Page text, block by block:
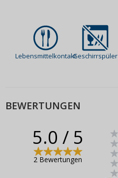
LebensmittelkontaktGeschirrspüler
BEWERTUNGEN
5.0 / 5
2 Bewertungen